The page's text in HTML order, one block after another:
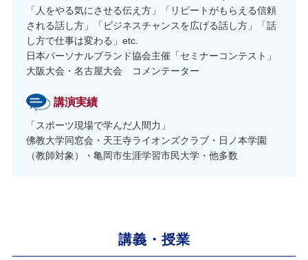
「人をやる気にさせる伝え方」「リピートがもらえる信頼
される話し方」「ビジネスチャンスを広げる話し方」「話
し方で仕事は変わる」etc.
日本パーソナルブランド協会主催「セミナーコンテスト」
大阪大会・名古屋大会 コメンテーター
講演実績
「スポーツ現場で学んだ人間力」
佛教大学同窓会・天王寺ライオンズクラブ・日ノ本学園
（教師対象）・亀岡市生涯学習市民大学・他多数
講義・授業